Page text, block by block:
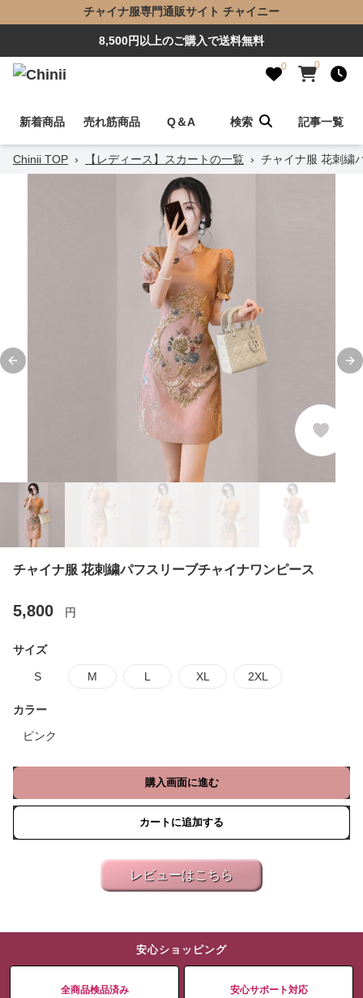
チャイナ服専門通販サイト チャイニー
8,500円以上のご購入で送料無料
0 0
新着商品 売れ筋商品 Q＆A 検索 記事一覧
Chinii TOP › 【レディース】スカートの一覧 › チャイナ服 花刺繍
Previous slide
チャイナ服 花刺繍パフスリーブチャイナワンピース
5,800 円
サイズ
S M L XL 2XL
カラー
ピンク
購入画面に進む
カートに追加する
レビューはこちら
安心ショッピング
全商品検品済み 安心サポート対応